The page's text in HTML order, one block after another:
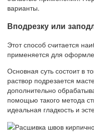
варианты.
Вподрезку или
Этот способ считается
применяется для
Основная суть состоит в
раствор подрезается
дополнительно
помощью такого метода
идеальная гладкость и